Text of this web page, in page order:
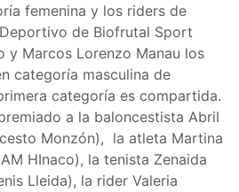
femenina y los riders de
de Biofrutal Sport
y Marcos Lorenzo Manau los
categoría masculina de
categoría es compartida.
a la baloncestista Abril
Monzón), la atleta Martina
HInaco), la tenista Zenaida
Lleida), la rider Valeria